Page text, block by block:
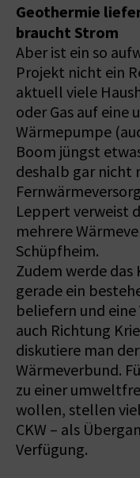
Geothermie
braucht Strom
Aber ist ein so
Projekt nicht ein
aktuell viele
oder Gas auf
Wärmepumpe
Boom jüngst
deshalb gar nicht
Leppert verweist
mehrere
Schüpfheim.
Zudem werde
gerade ein
beliefern und
auch Richtung
diskutiere man
Wärmeverbund.
zu einer
wollen, stellen
CKW – als
Verfügung.